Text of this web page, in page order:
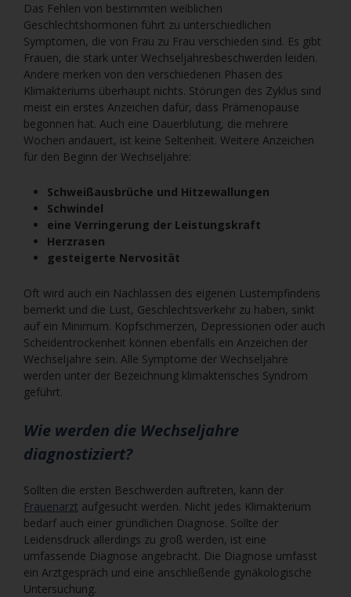
Das Fehlen von bestimmten weiblichen
Geschlechtshormonen führt zu unterschiedlichen
Symptomen, die von Frau zu Frau verschieden sind. Es gibt
Frauen, die stark unter Wechseljahresbeschwerden leiden.
Andere merken von den verschiedenen Phasen des
Klimakteriums überhaupt nichts. Störungen des Zyklus sind
meist ein erstes Anzeichen dafür, dass Prämenopause
begonnen hat. Auch eine Dauerblutung, die mehrere
Wochen andauert, ist keine Seltenheit. Weitere Anzeichen
für den Beginn der Wechseljahre:
Schweißausbrüche und Hitzewallungen
Schwindel
eine Verringerung der Leistungskraft
Herzrasen
gesteigerte Nervosität
Oft wird auch ein Nachlassen des eigenen Lustempfindens
bemerkt und die Lust, Geschlechtsverkehr zu haben, sinkt
auf ein Minimum. Kopfschmerzen, Depressionen oder auch
Scheidentrockenheit können ebenfalls ein Anzeichen der
Wechseljahre sein. Alle Symptome der Wechseljahre
werden unter der Bezeichnung klimakterisches Syndrom
geführt.
Wie werden die Wechseljahre
diagnostiziert?
Sollten die ersten Beschwerden auftreten, kann der
Frauenarzt aufgesucht werden. Nicht jedes Klimakterium
bedarf auch einer gründlichen Diagnose. Sollte der
Leidensdruck allerdings zu groß werden, ist eine
umfassende Diagnose angebracht. Die Diagnose umfasst
ein Arztgespräch und eine anschließende gynäkologische
Untersuchung.